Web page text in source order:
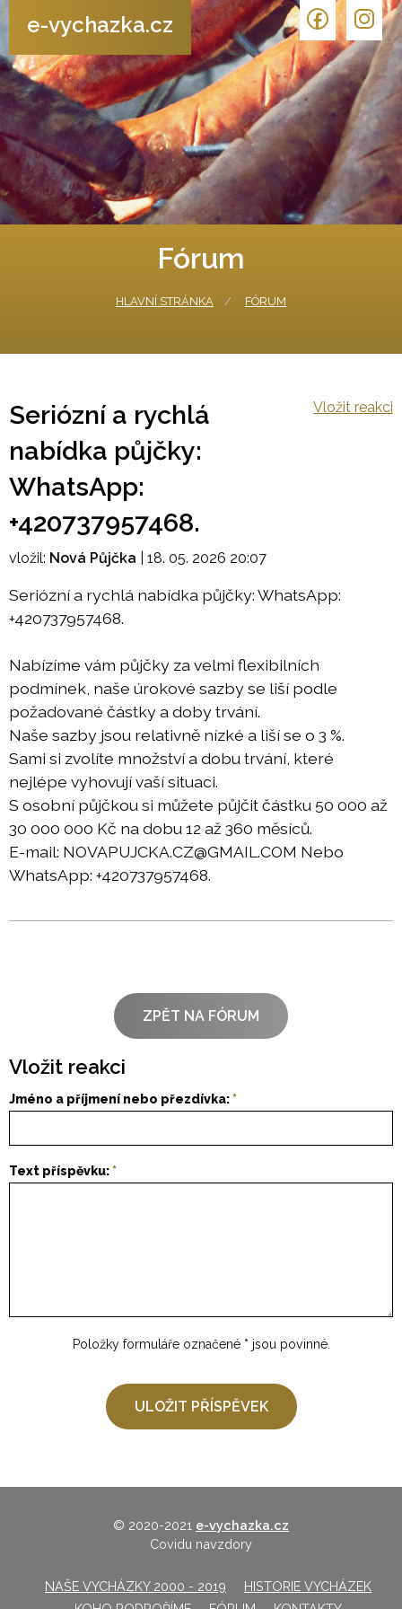
e-vychazka.cz
Fórum
HLAVNÍ STRÁNKA FÓRUM
Seriózní a rychlá
nabídka půjčky:
WhatsApp:
+420737957468.
Vložit reakci
vložil: Nová Půjčka 18. 05. 2026 20:07
Seriózní a rychlá nabídka půjčky: WhatsApp:
+420737957468.
Nabízíme vám půjčky za velmi flexibilních
podmínek, naše úrokové sazby se liší podle
požadované částky a doby trvání.
Naše sazby jsou relativně nízké a liší se o 3 %.
Sami si zvolíte množství a dobu trvání, které
nejlépe vyhovují vaší situaci.
S osobní půjčkou si můžete půjčit částku 50 000 až
30 000 000 Kč na dobu 12 až 360 měsíců.
E-mail: NOVAPUJCKA.CZ@GMAIL.COM Nebo
WhatsApp: +420737957468.
ZPĚT NA FÓRUM
Vložit reakci
Jméno a příjmení nebo přezdívka:
Text příspěvku:
Položky formuláře označené * jsou povinné.
© 2020-2021 e-vychazka.cz
Covidu navzdory
NAŠE VYCHÁZKY 2000 - 2019
HISTORIE VYCHÁZEK